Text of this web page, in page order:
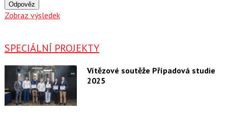
Odpověz
Zobraz výsledek
SPECIÁLNÍ PROJEKTY
Vítězové soutěže Případová studie
2025